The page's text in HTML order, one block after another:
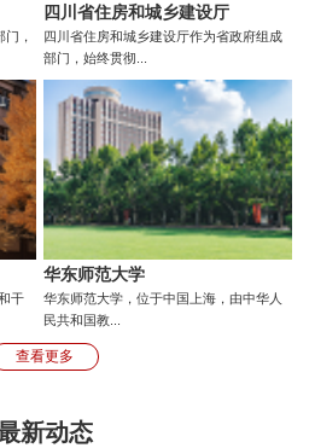
，
四川省住房和城乡建设厅
四川省住房和城乡建设厅作为省政府组成
部门，始终贯彻...
干
华东师范大学
华东师范大学，位于中国上海，由中华人
民共和国教...
查看更多
新动态